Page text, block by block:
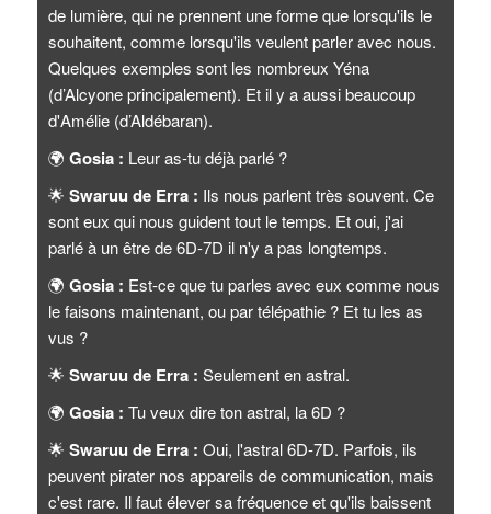
de lumière, qui ne prennent une forme que lorsqu'ils le
souhaitent, comme lorsqu'ils veulent parler avec nous.
Quelques exemples sont les nombreux Yéna
(d’Alcyone principalement). Et il y a aussi beaucoup
d'Amélie (d’Aldébaran).
🌍 Gosia : Leur as-tu déjà parlé ?
🌟 Swaruu de Erra : Ils nous parlent très souvent. Ce
sont eux qui nous guident tout le temps. Et oui, j'ai
parlé à un être de 6D-7D il n'y a pas longtemps.
🌍 Gosia : Est-ce que tu parles avec eux comme nous
le faisons maintenant, ou par télépathie ? Et tu les as
vus ?
🌟 Swaruu de Erra : Seulement en astral.
🌍 Gosia : Tu veux dire ton astral, la 6D ?
🌟 Swaruu de Erra : Oui, l'astral 6D-7D. Parfois, ils
peuvent pirater nos appareils de communication, mais
c'est rare. Il faut élever sa fréquence et qu'ils baissent